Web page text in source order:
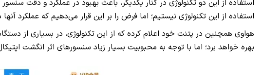
استفاده از این دو تکنولوژی در کنار یکدیگر، باعث بهبود در عملکرد و دقت
استفاده از این تکنولوژی نیستیم؛ اما فرض را بر این قرار می‌دهیم که عملکرد
هواوی همچنین در پتنت خود اعلام کرده که از این تکنولوژی، در بسیاری از
بهره خواهد برد؛ اما با توجه به محبوبیت بسیار زیاد سنسور‌های اثر انگشت